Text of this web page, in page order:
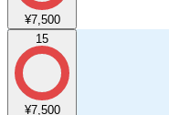
¥7,500
15
¥7,500